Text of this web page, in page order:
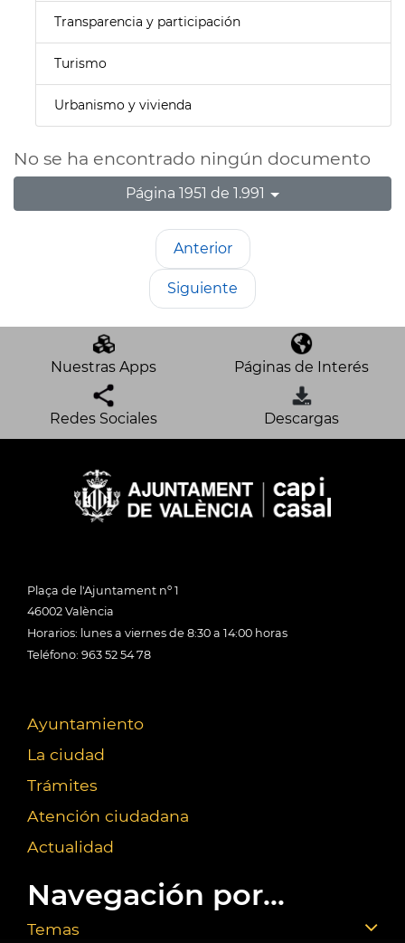
Transparencia y participación
Turismo
Urbanismo y vivienda
No se ha encontrado ningún documento
Página 1951 de 1.991
Anterior
Siguiente
Nuestras Apps Páginas de Interés
Redes Sociales Descargas
Plaça de l'Ajuntament nº 1
46002 València
Horarios: lunes a viernes de 8:30 a 14:00 horas
Teléfono: 963 52 54 78
Ayuntamiento
La ciudad
Trámites
Atención ciudadana
Actualidad
Navegación por...
Temas